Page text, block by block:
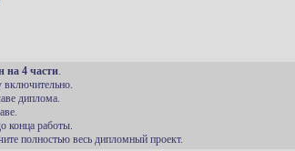
на 4 части.
включительно.
диплома.
конца работы.
полностью весь дипломный проект.